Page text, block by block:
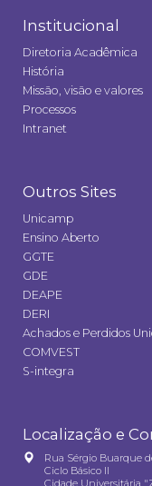
Institucional
Diretoria Acadêmica
História
Missão, visão e valores
Processos
Intranet
Outros Sites
Unicamp
Ensino Aberto
GGTE
GDE
DEAPE
DERI
Achados e Perdidos
COMVEST
S-integra
Localização e
Rua Sérgio Buarque
Ciclo Básico II
Cidade Universitária